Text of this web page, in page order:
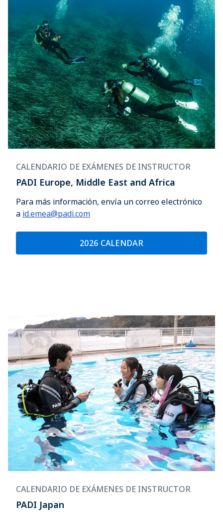
CALENDARIO DE EXÁMENES DE INSTRUCTOR
PADI Europe, Middle East and Africa
Para más información, envía un correo electrónico
a id.emea@padi.com
2026 CALENDAR
CALENDARIO DE EXÁMENES DE INSTRUCTOR
PADI Japan